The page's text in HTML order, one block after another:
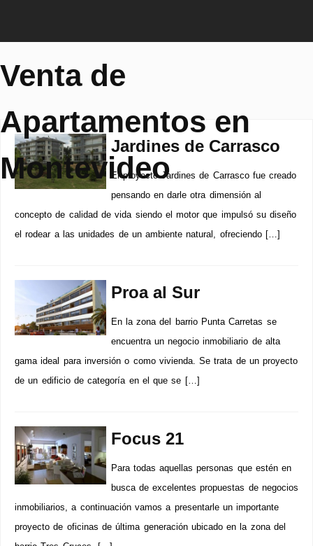
Venta de
Apartamentos en
Montevideo
Jardines de Carrasco
El proyecto Jardines de Carrasco fue creado
pensando en darle otra dimensión al
concepto de calidad de vida siendo el motor que impulsó su diseño
el rodear a las unidades de un ambiente natural, ofreciendo […]
Proa al Sur
En la zona del barrio Punta Carretas se
encuentra un negocio inmobiliario de alta
gama ideal para inversión o como vivienda. Se trata de un proyecto
de un edificio de categoría en el que se […]
Focus 21
Para todas aquellas personas que estén en
busca de excelentes propuestas de negocios
inmobiliarios, a continuación vamos a presentarle un importante
proyecto de oficinas de última generación ubicado en la zona del